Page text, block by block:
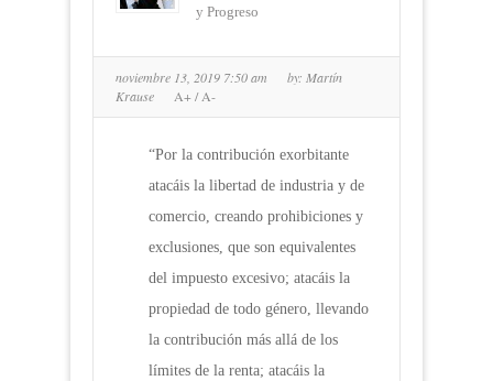
y Progreso
noviembre 13, 2019 7:50 am by: Martín
Krause
A+/A-
“Por la contribución exorbitante
atacáis la libertad de industria y de
comercio, creando prohibiciones y
exclusiones, que son equivalentes
del impuesto excesivo; atacáis la
propiedad de todo género, llevando
la contribución más allá de los
límites de la renta; atacáis la